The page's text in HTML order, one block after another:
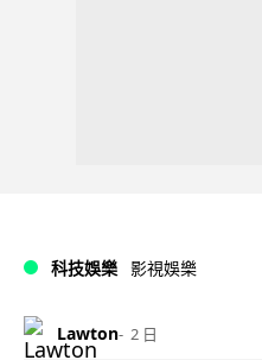
科技娛樂 影視娛樂
Lawton 2 日